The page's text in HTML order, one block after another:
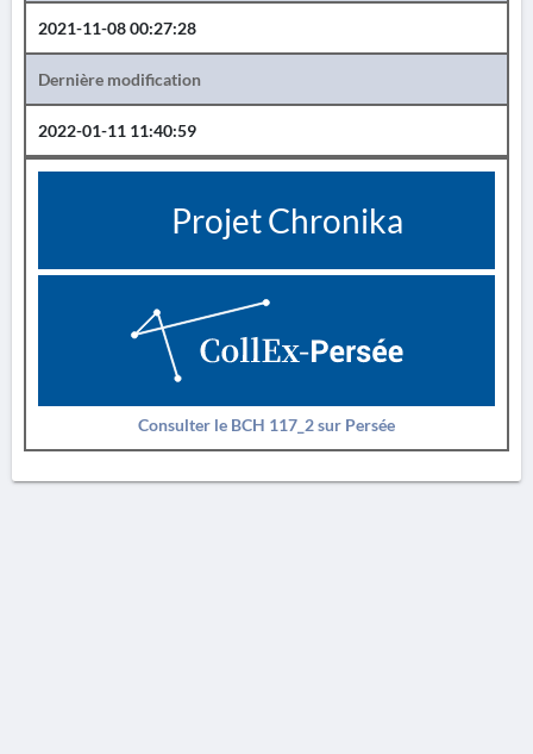
2021-11-08 00:27:28
Dernière modification
2022-01-11 11:40:59
Projet Chronika
Consulter le BCH 117_2 sur Persée